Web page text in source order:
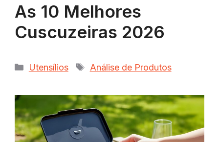
As 10 Melhores
Cuscuzeiras 2026
Categorias
Utensílios Tags
Análise de Produtos